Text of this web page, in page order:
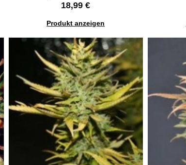
18,99 €
Produkt anzeigen